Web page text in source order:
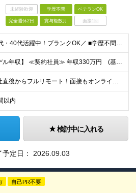
未経験歓迎 学歴不問 ベテランOK
完全週休2日 賞与複数月 面接1回
＼30代・40代活躍中！ブランクOK／ ■学歴不問 ■採用・人事労務などバックオフィス業務のご経験が1年以上ある方 ■安定した通信環境（通信速度が10Mbps以上）をお持ちの方 ＼こんな方にピッタリ
【モデル年収】 ≪契約社員≫ 年収330万円 (基本給23万 ＋ 地区手当3万円 ＋ 賞与)：都内在住 年収264万円 (基本給21万 ＋ 賞与)：静岡県在住 --------------- ●月給
◎入社直後からフルリモート！面接もオンラインで実施します 【豊洲本店】 東京都江東区豊洲3-2-20 豊洲フロント 7F ※(変更の範囲)上記を除く当社関連勤務地
以内
検討中に入れる
定日： 2026.09.03
自己PR不要